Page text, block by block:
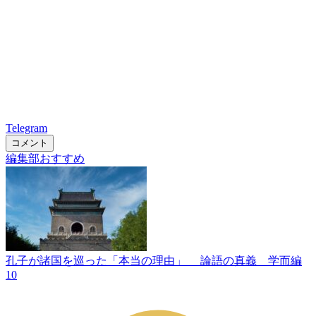
Telegram
コメント
編集部おすすめ
孔子が諸国を巡った「本当の理由」 論語の真義 学而編
10